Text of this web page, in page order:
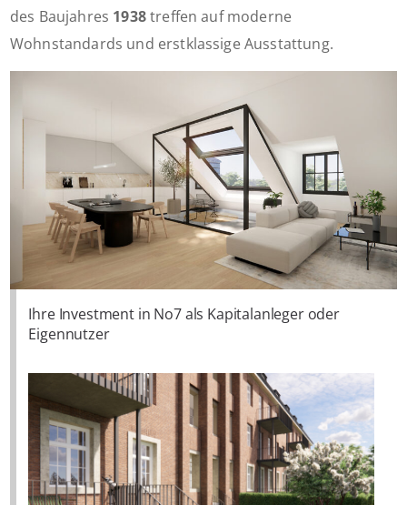
Ihre Investment in No7 als Kapitalanleger oder
Eigennutzer
des Baujahres 1938treffen auf moderne
Wohnstandards und erstklassige Ausstattung.